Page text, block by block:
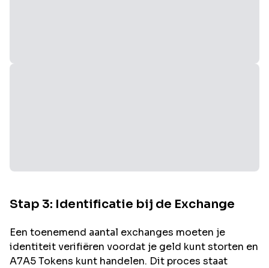
Stap 3: Identificatie bij de Exchange
Een toenemend aantal exchanges moeten je
identiteit verifiëren voordat je geld kunt storten en
A7A5Tokens kunt handelen. Dit proces staat